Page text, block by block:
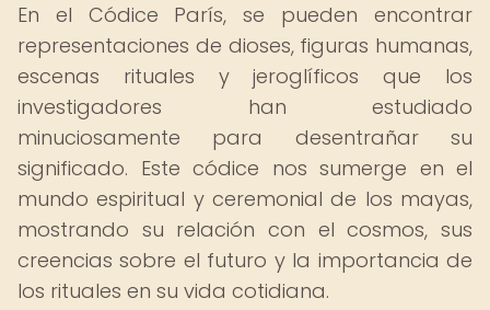
En el Códice París, se pueden encontrar
representaciones de dioses, figuras humanas,
escenas rituales y jeroglíficos que los
investigadores han estudiado
minuciosamente para desentrañar su
significado. Este códice nos sumerge en el
mundo espiritual y ceremonial de los mayas,
mostrando su relación con el cosmos, sus
creencias sobre el futuro y la importancia de
los rituales en su vida cotidiana.